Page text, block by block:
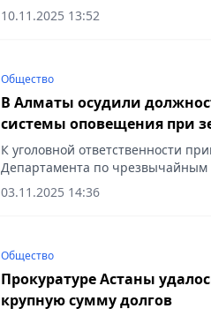
10.11.2025 13:52
Общество
В Алматы осудили
системы оповещения при
К уголовной ответственности
Департамента по чрезвычайным
проявившие халатность при
Vecher.kz.
03.11.2025 14:36
Общество
Прокуратуре Астаны
крупную сумму долгов